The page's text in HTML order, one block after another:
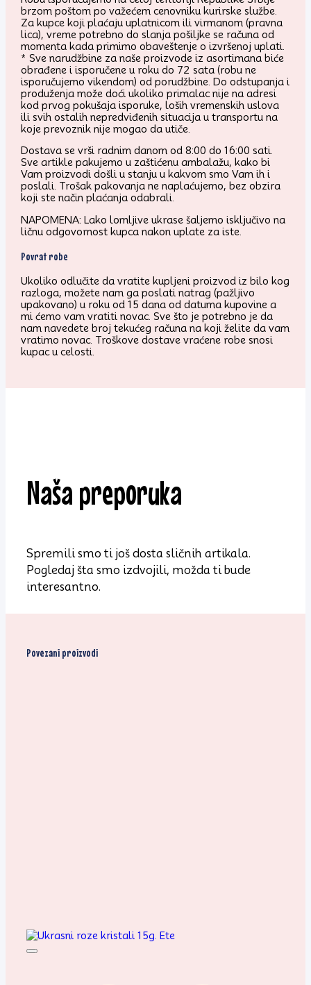
brzom poštom po važećem cenovniku kurirske službe.
Za kupce koji plaćaju uplatnicom ili virmanom (pravna
lica), vreme potrebno do slanja pošiljke se računa od
momenta kada primimo obaveštenje o izvršenoj uplati.
* Sve narudžbine za naše proizvode iz asortimana biće
obrađene i isporučene u roku do 72 sata (robu ne
isporučujemo vikendom) od porudžbine. Do odstupanja i
produženja može doći ukoliko primalac nije na adresi
kod prvog pokušaja isporuke, loših vremenskih uslova
ili svih ostalih nepredviđenih situacija u transportu na
koje prevoznik nije mogao da utiče.
Dostava se vrši radnim danom od 8:00 do 16:00 sati.
Sve artikle pakujemo u zaštićenu ambalažu, kako bi
Vam proizvodi došli u stanju u kakvom smo Vam ih i
poslali. Trošak pakovanja ne naplaćujemo, bez obzira
koji ste način plaćanja odabrali.
NAPOMENA: Lako lomljive ukrase šaljemo isključivo na
ličnu odgovornost kupca nakon uplate za iste.
Povrat robe
Ukoliko odlučite da vratite kupljeni proizvod iz bilo kog
razloga, možete nam ga poslati natrag (pažljivo
upakovano) u roku od 15 dana od datuma kupovine a
mi ćemo vam vratiti novac. Sve što je potrebno je da
nam navedete broj tekućeg računa na koji želite da vam
vratimo novac. Troškove dostave vraćene robe snosi
kupac u celosti.
Naša preporuka
Spremili smo ti još dosta sličnih artikala.
Pogledaj šta smo izdvojili, možda ti bude
interesantno.
Povezani proizvodi